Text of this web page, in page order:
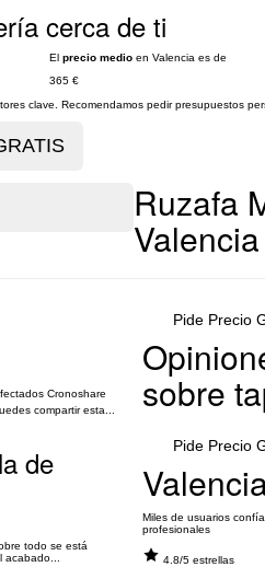
cerca de ti
El precio medio en Valencia es de
365 €
clave. Recomendamos pedir presupuestos
Ruzafa
Valencia
Cronoshare
compartir esta...
Pide Precio
de
todo se está
Pide Precio
sobre
Miles de usuarios
profesionales
4.8/5 estrellas